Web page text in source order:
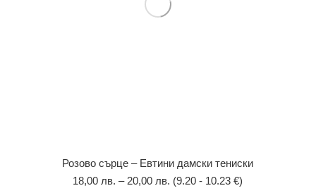
Розово сърце – Евтини дамски тениски
18,00 лв. – 20,00 лв. (9.20 - 10.23 €)